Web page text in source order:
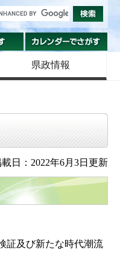
組織でさがす
県政情報
日：2022年6月3日更新
証及び新たな時代潮流